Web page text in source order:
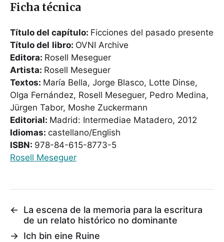
Ficha técnica
Título del capítulo: Ficciones del pasado presente
Título del libro: OVNI Archive
Editora: Rosell Meseguer
Artista: Rosell Meseguer
Textos: María Bella, Jorge Blasco, Lotte Dinse,
Olga Fernández, Rosell Meseguer, Pedro Medina,
Jürgen Tabor, Moshe Zuckermann
Editorial: Madrid: Intermediae Matadero, 2012
Idiomas: castellano/English
ISBN: 978-84-615-8773-5
Rosell Meseguer
←
La escena de la memoria para la escritura
de un relato histórico no dominante
→ Ich bin eine Ruine